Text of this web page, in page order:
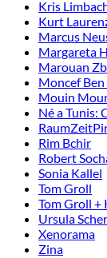
Kris
Kurt
Marcus
Margareta
Marouan
Moncef
Mouin
Né a Tunis:
Rim Bchir
Robert
Sonia Kallel
Tom Groll
Tom Groll +
Ursula
Xenorama
Zina